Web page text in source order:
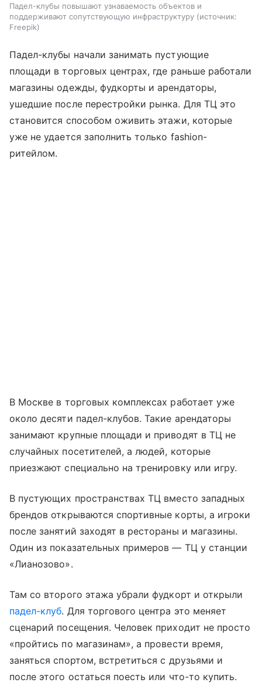
Падел-клубы повышают узнаваемость объектов и
поддерживают сопутствующую инфраструктуру
источник:
Freepik
Падел-клубы начали занимать пустующие
площади в торговых центрах, где раньше работали
магазины одежды, фудкорты и арендаторы,
ушедшие после перестройки рынка. Для ТЦ это
становится способом оживить этажи, которые
уже не удается заполнить только fashion-
ритейлом.
В Москве в торговых комплексах работает уже
около десяти падел-клубов. Такие арендаторы
занимают крупные площади и приводят в ТЦ не
случайных посетителей, а людей, которые
приезжают специально на тренировку или игру.
В пустующих пространствах ТЦ вместо западных
брендов открываются спортивные корты, а игроки
после занятий заходят в рестораны и магазины.
Один из показательных примеров — ТЦ у станции
«Лианозово».
Там со второго этажа убрали фудкорт и открыли
падел-клуб. Для торгового центра это меняет
сценарий посещения. Человек приходит не просто
«пройтись по магазинам», а провести время,
заняться спортом, встретиться с друзьями и
после этого остаться поесть или что-то купить.